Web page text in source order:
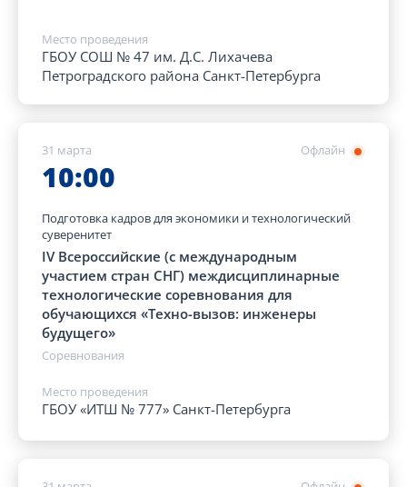
Место проведения
ГБОУ СОШ № 47 им. Д.С. Лихачева
Петроградского района Санкт-Петербурга
Офлайн
31 марта
10:00
Подготовка кадров для экономики и технологический
суверенитет
IV Всероссийские (с международным
участием стран СНГ) междисциплинарные
технологические соревнования для
обучающихся «Техно-вызов: инженеры
будущего»
Соревнования
Место проведения
ГБОУ «ИТШ № 777» Санкт-Петербурга